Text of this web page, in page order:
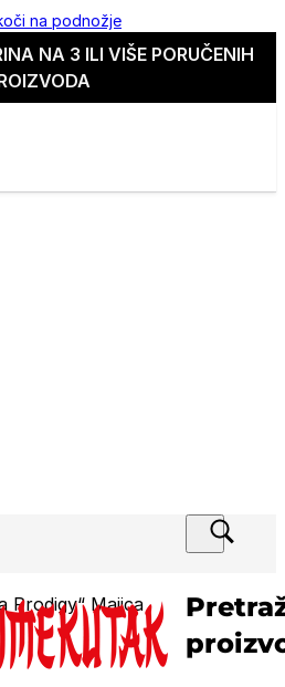
na podnožje
NA 3 ILI VIŠE PORUČENIH
Prodigy“ Majica